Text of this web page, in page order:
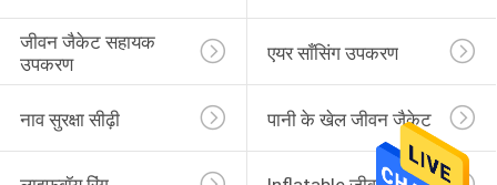
जीवन जैकेट सहायक
उपकरण
एयर साँसिंग उपकरण
नाव सुरक्षा सीढ़ी पानी के खेल जीवन जैकेट